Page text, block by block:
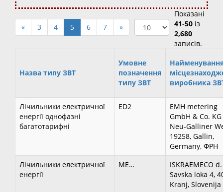
« 3 4 5 6 7 »
Показані
41-50 із
2,680
записів.
Назва типу ЗВТ
Умовне
позначення
типу ЗВТ
виробника
Лічильники електричної
енергії однофазні
багатотарифні
ED2
EMH metering
GmbH & Co. KG
Neu-Galliner
19258, Gallin,
Germany, ФРН
Лічильники електричної
енергії
ME…
ISKRAEMECO
Savska loka 4,
Kranj, Slovenija